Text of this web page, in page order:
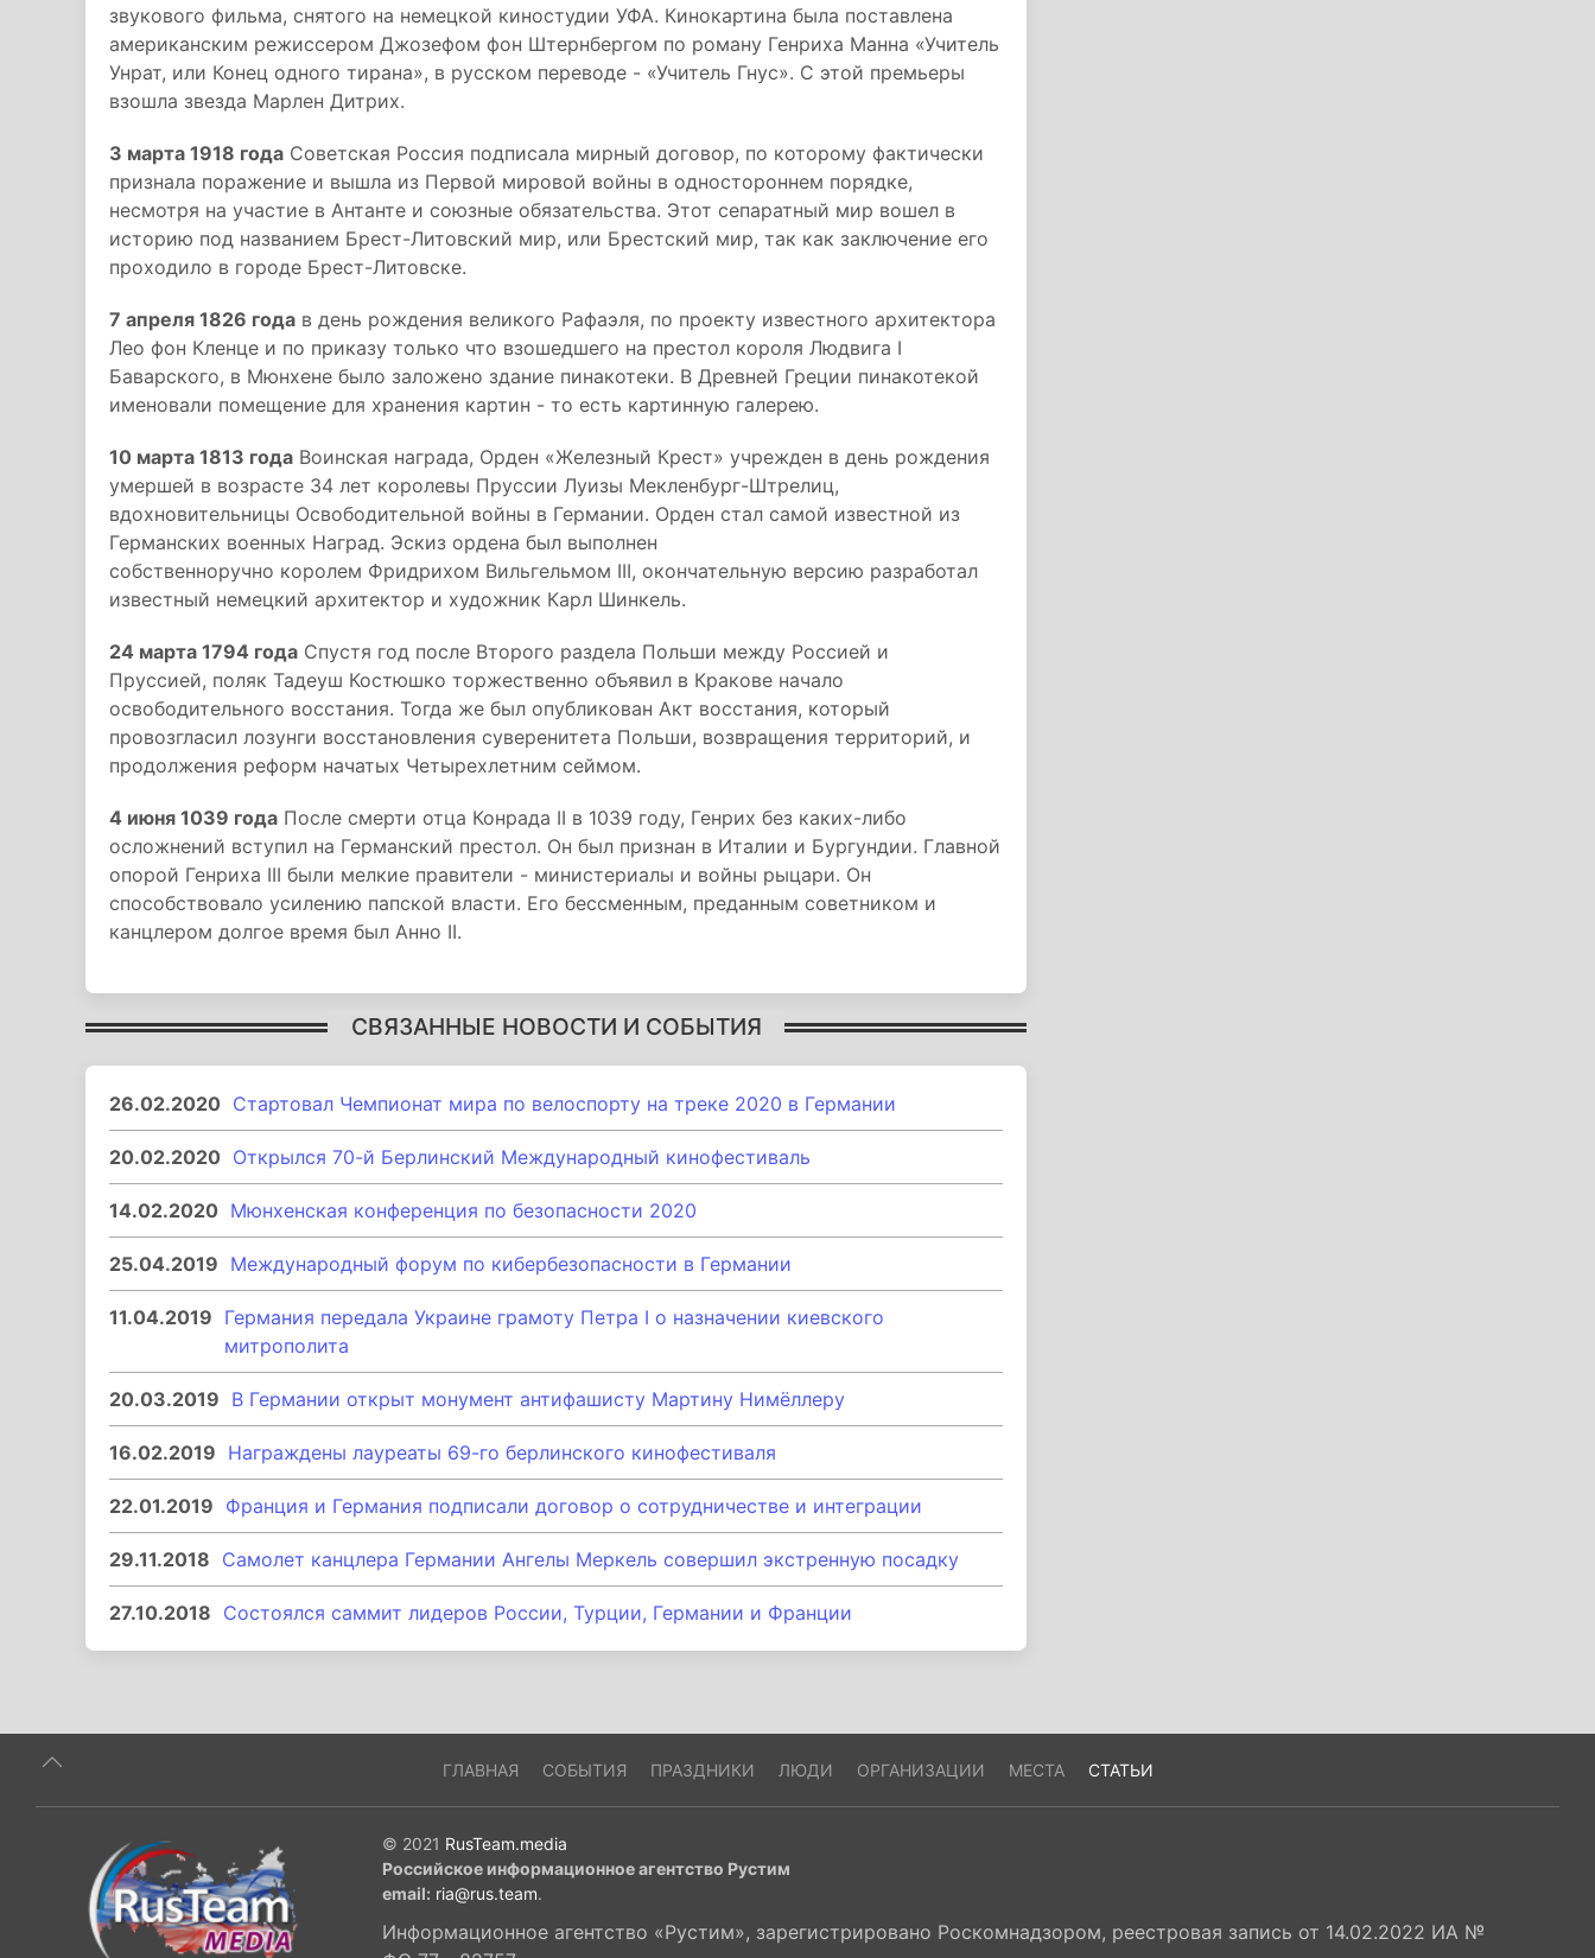
звукового фильма, снятого на немецкой киностудии УФА. Кинокартина была поставлена
американским режиссером Джозефом фон Штернбергом по роману Генриха Манна «Учитель
Унрат, или Конец одного тирана», в русском переводе - «Учитель Гнус». С этой премьеры
взошла звезда Марлен Дитрих.
3 марта 1918 года Советская Россия подписала мирный договор, по которому фактически
признала поражение и вышла из Первой мировой войны в одностороннем порядке,
несмотря на участие в Антанте и союзные обязательства. Этот сепаратный мир вошел в
историю под названием Брест-Литовский мир, или Брестский мир, так как заключение его
проходило в городе Брест-Литовске.
7 апреля 1826 года в день рождения великого Рафаэля, по проекту известного архитектора
Лео фон Кленце и по приказу только что взошедшего на престол короля Людвига I
Баварского, в Мюнхене было заложено здание пинакотеки. В Древней Греции пинакотекой
именовали помещение для хранения картин - то есть картинную галерею.
10 марта 1813 года Воинская награда, Орден «Железный Крест» учрежден в день рождения
умершей в возрасте 34 лет королевы Пруссии Луизы Мекленбург-Штрелиц,
вдохновительницы Освободительной войны в Германии. Орден стал самой известной из
Германских военных Наград. Эскиз ордена был выполнен
собственноручно королем Фридрихом Вильгельмом III, окончательную версию разработал
известный немецкий архитектор и художник Карл Шинкель.
24 марта 1794 года Спустя год после Второго раздела Польши между Россией и
Пруссией, поляк Тадеуш Костюшко торжественно объявил в Кракове начало
освободительного восстания. Тогда же был опубликован Акт восстания, который
провозгласил лозунги восстановления суверенитета Польши, возвращения территорий, и
продолжения реформ начатых Четырехлетним сеймом.
4 июня 1039 года После смерти отца Конрада II в 1039 году, Генрих без каких-либо
осложнений вступил на Германский престол. Он был признан в Италии и Бургундии. Главной
опорой Генриха III были мелкие правители - министериалы и войны рыцари. Он
способствовало усилению папской власти. Его бессменным, преданным советником и
канцлером долгое время был Анно II.
СВЯЗАННЫЕ НОВОСТИ И СОБЫТИЯ
26.02.2020 Стартовал Чемпионат мира по велоспорту на треке 2020 в Германии
20.02.2020 Открылся 70-й Берлинский Международный кинофестиваль
14.02.2020 Мюнхенская конференция по безопасности 2020
25.04.2019 Международный форум по кибербезопасности в Германии
11.04.2019 Германия передала Украине грамоту Петра I о назначении киевского
митрополита
20.03.2019 В Германии открыт монумент антифашисту Мартину Нимёллеру
16.02.2019 Награждены лауреаты 69-го берлинского кинофестиваля
22.01.2019 Франция и Германия подписали договор о сотрудничестве и интеграции
29.11.2018 Самолет канцлера Германии Ангелы Меркель совершил экстренную посадку
27.10.2018 Состоялся саммит лидеров России, Турции, Германии и Франции
ГЛАВНАЯ СОБЫТИЯ ПРАЗДНИКИ ЛЮДИ ОРГАНИЗАЦИИ МЕСТА СТАТЬИ
© 2021 RusTeam.media
Российское информационное агентство Рустим
email: ria@rus.team.
Информационное агентство «Рустим», зарегистрировано Роскомнадзором, реестровая запись от 14.02.2022 ИА №